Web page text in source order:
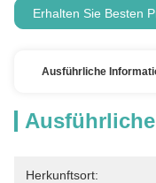
Erhalten Sie Besten
Ausführliche
Herkunftsort: